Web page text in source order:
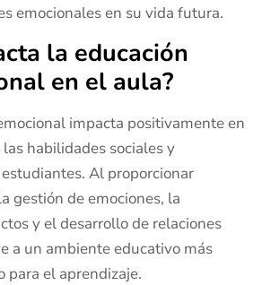
emocionales en su vida futura.
la educación
en el aula?
impacta positivamente en
habilidades sociales y
Al proporcionar
gestión de emociones, la
y el desarrollo de relaciones
a un ambiente educativo más
para el aprendizaje.